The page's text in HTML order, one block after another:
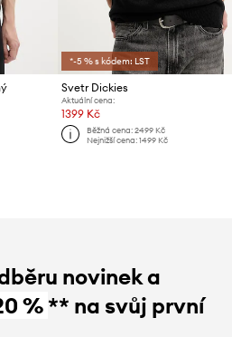
*-5 % s kódem: LST
Svetr Dickies
Aktuální cena:
1399 Kč
Běžná cena: 2499 Kč
Nejnižší cena: 1499 Kč
novinek a
%** na svůj první